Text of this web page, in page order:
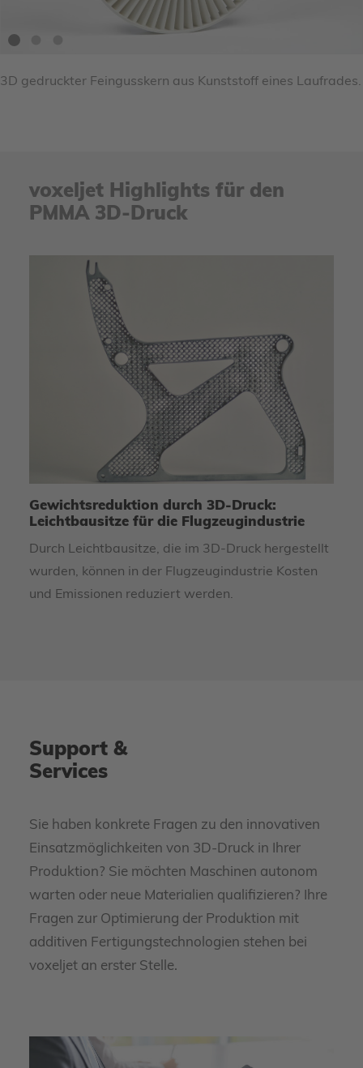
3D gedruckter Feingusskern aus Kunststoff eines Laufrades.
voxeljet Highlights für den
PMMA 3D-Druck
Gewichtsreduktion durch 3D-Druck:
Leichtbausitze für die Flugzeugindustrie
Durch Leichtbausitze, die im 3D-Druck hergestellt
wurden, können in der Flugzeugindustrie Kosten
und Emissionen reduziert werden.
Support &
Services
Sie haben konkrete Fragen zu den innovativen
Einsatzmöglichkeiten von 3D-Druck in Ihrer
Produktion? Sie möchten Maschinen autonom
warten oder neue Materialien qualifizieren? Ihre
Fragen zur Optimierung der Produktion mit
additiven Fertigungstechnologien stehen bei
voxeljet an erster Stelle.